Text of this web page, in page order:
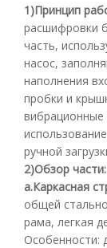
1)Принцип
расшифровки
часть,
насос,
наполнения
пробки и
ручной
2)Обзор части:
а.Каркасная
общей
рама, легкая
Особенности: